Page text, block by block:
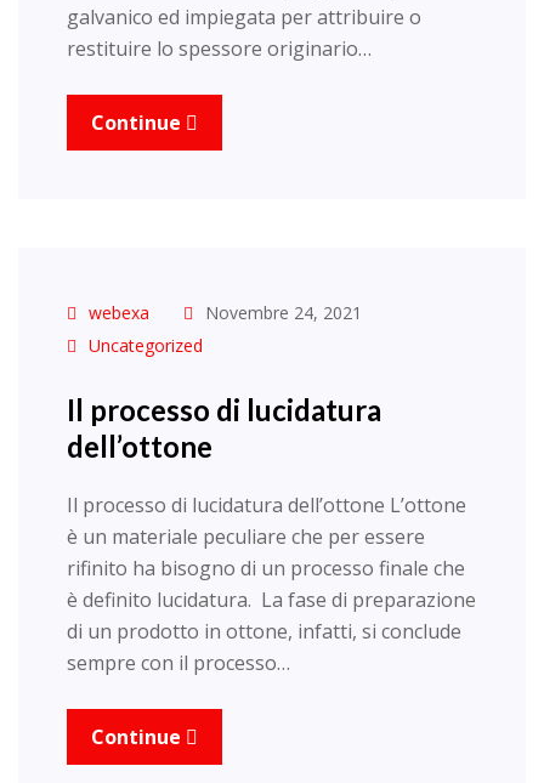
galvanico ed impiegata per attribuire o
restituire lo spessore originario…
Continue
webexa
Novembre 24, 2021
Uncategorized
Il processo di lucidatura
dell’ottone
Il processo di lucidatura dell’ottone L’ottone
è un materiale peculiare che per essere
rifinito ha bisogno di un processo finale che
è definito lucidatura. La fase di preparazione
di un prodotto in ottone, infatti, si conclude
sempre con il processo…
Continue